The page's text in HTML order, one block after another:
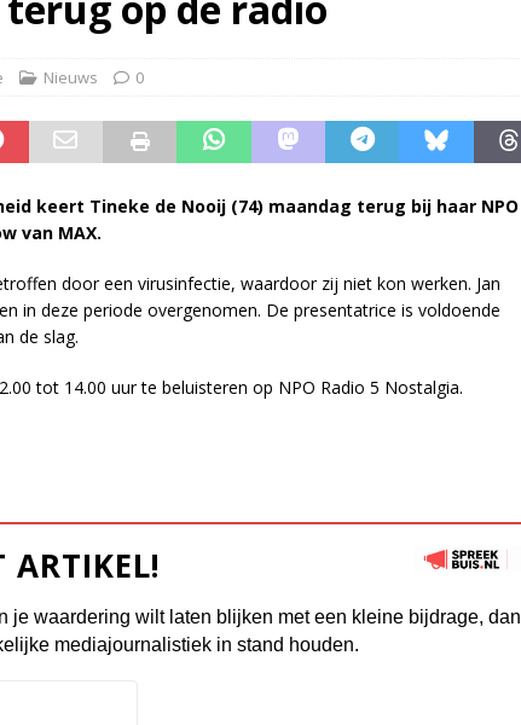
terrein als apparaat voor podcasts
Nieuws 0
keert Tineke de Nooij (74) maandag terug bij haar NPO
van MAX.
door een virusinfectie, waardoor zij niet kon werken. Jan
in deze periode overgenomen. De presentatrice is voldoende
de slag.
tot 14.00 uur te beluisteren op NPO Radio 5 Nostalgia.
ARTIKEL!
je waardering wilt laten blijken met een kleine bijdrage, dan
mediajournalistiek in stand houden.